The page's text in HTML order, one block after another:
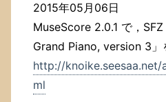
2015年05月06日
MuseScore 2.0.1 で，
Grand Piano, version 3」
http://
ml